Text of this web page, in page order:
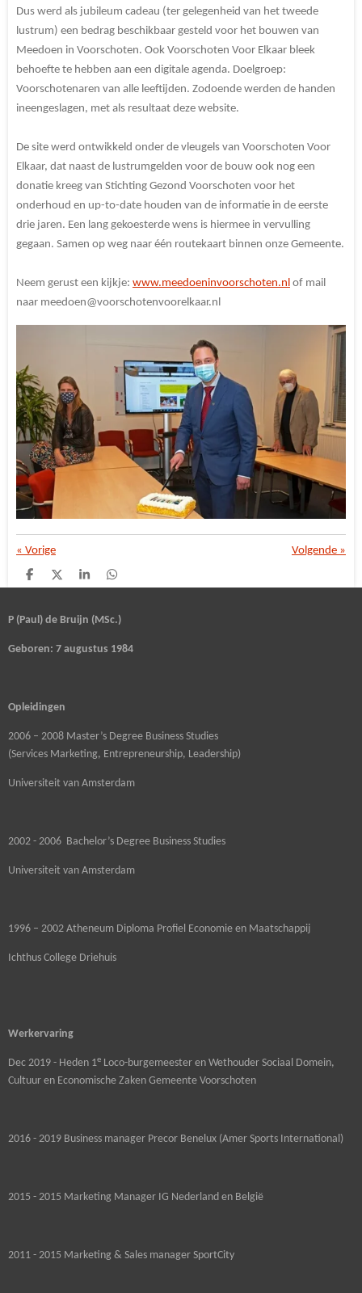
Dus werd als jubileum cadeau (ter gelegenheid van het tweede
lustrum) een bedrag beschikbaar gesteld voor het bouwen van
Meedoen in Voorschoten. Ook Voorschoten Voor Elkaar bleek
behoefte te hebben aan een digitale agenda. Doelgroep:
Voorschotenaren van alle leeftijden. Zodoende werden de handen
ineengeslagen, met als resultaat deze website.
De site werd ontwikkeld onder de vleugels van Voorschoten Voor
Elkaar, dat naast de lustrumgelden voor de bouw ook nog een
donatie kreeg van Stichting Gezond Voorschoten voor het
onderhoud en up-to-date houden van de informatie in de eerste
drie jaren. Een lang gekoesterde wens is hiermee in vervulling
gegaan. Samen op weg naar één routekaart binnen onze Gemeente.
Neem gerust een kijkje: www.meedoeninvoorschoten.nl of mail
naar meedoen@voorschotenvoorelkaar.nl
« Vorige Volgende »
D
e
e
D
e
l
S
h
r
D
e
e
P (Paul) de Bruijn (MSc.)
Geboren: 7 augustus 1984
Opleidingen
2006 – 2008 Master’s Degree Business Studies
(Services Marketing, Entrepreneurship, Leadership)
Universiteit van Amsterdam
2002 - 2006 Bachelor’s Degree Business Studies
Universiteit van Amsterdam
1996 – 2002 Atheneum Diploma Profiel Economie en Maatschappij
Ichthus College Driehuis
Werkervaring
Dec 2019 - Heden 1e Loco-burgemeester en Wethouder Sociaal Domein,
Cultuur en Economische Zaken Gemeente Voorschoten
2016 - 2019 Business manager Precor Benelux (Amer Sports International)
2015 - 2015 Marketing Manager IG Nederland en België
2011 - 2015 Marketing & Sales manager SportCity